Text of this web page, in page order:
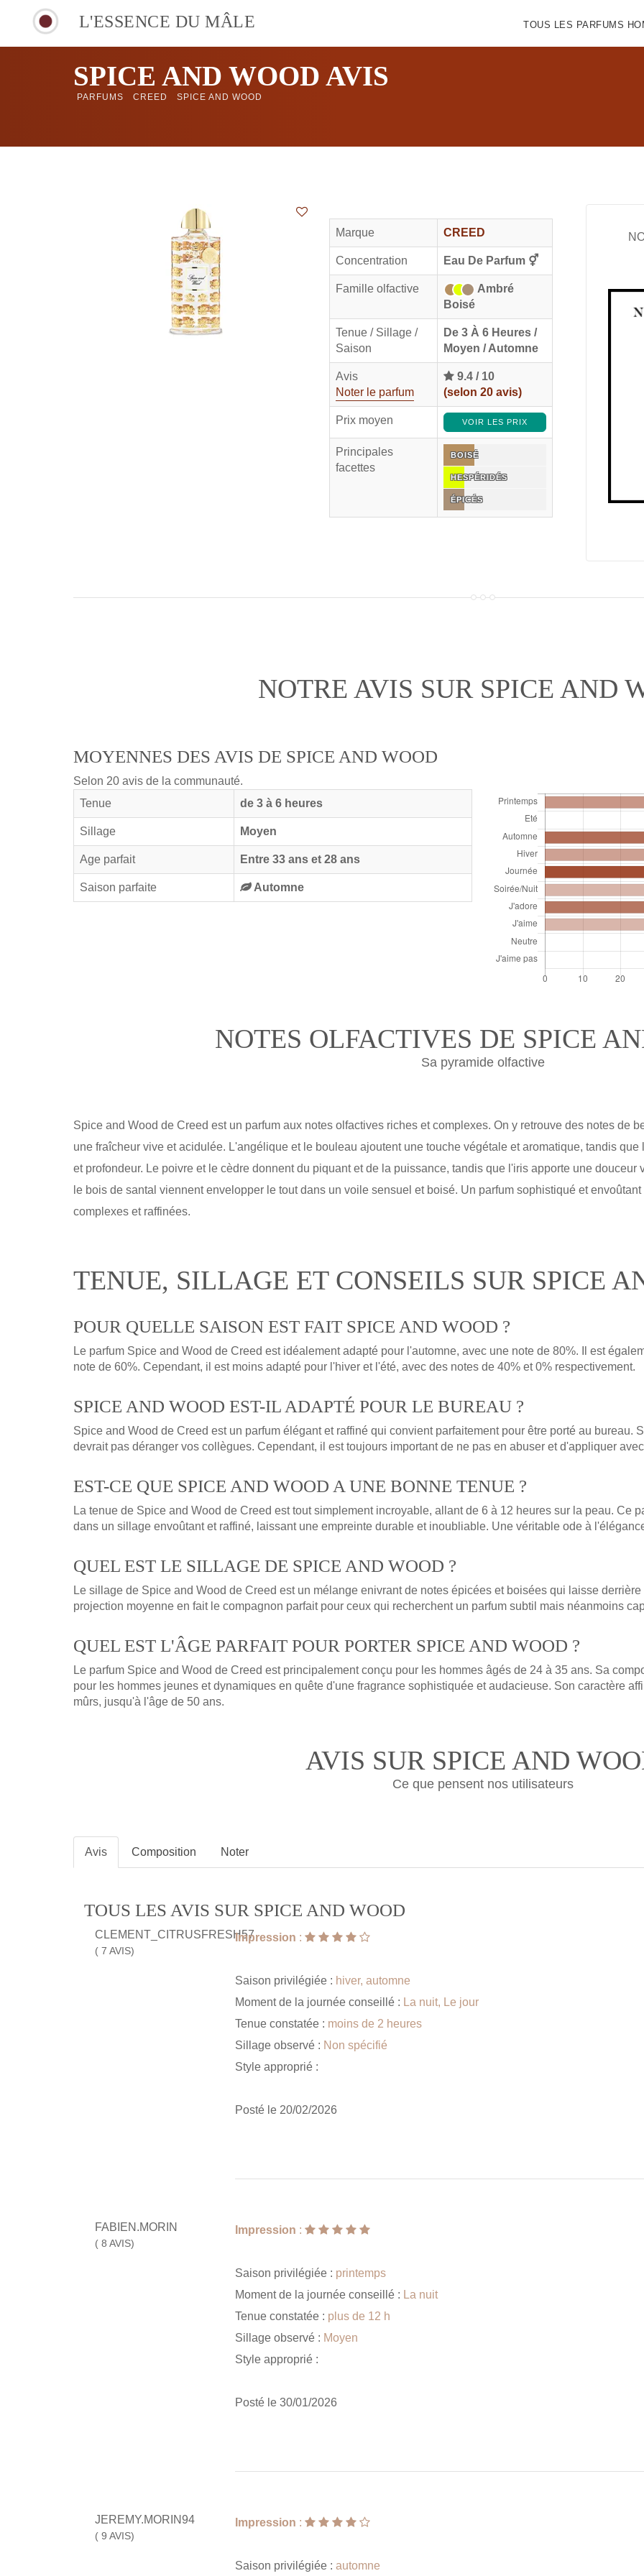
L'ESSENCE DU MÂLE TOUS LES PARFUMS
SPICE AND WOOD AVIS
PARFUMS CREED SPICE AND WOOD
Marque CREED
Concentration Eau De Parfum ⚥
Famille olfactive
Ambré
Boisé
Tenue / Sillage /
Saison
De 3 À 6 Heures /
Moyen / Automne
Avis
Noter le parfum
9.4/ 10
(selon20 avis)
Prix moyen VOIR LES PRIX
Principales
facettes
BOISÉ
HESPÉRIDÉS
ÉPICÉS
NOTRE AVIS SUR SPICE AND
MOYENNES DES AVIS DE SPICE AND WOOD
Selon 20 avis de la communauté.
Tenue
de 3 à 6 heures
Sillage Moyen
Age parfait Entre 33 ans et 28 ans
Saison parfaite Automne
NOTES OLFACTIVES DE SPICE
Sa pyramide olfactive
Spice and Wood de Creed est un parfum aux notes olfactives riches et complexes. On y retrouve des notes de
une fraîcheur vive et acidulée. L'angélique et le bouleau ajoutent une touche végétale et aromatique, tandis
et profondeur. Le poivre et le cèdre donnent du piquant et de la puissance, tandis que l'iris apporte une
le bois de santal viennent envelopper le tout dans un voile sensuel et boisé. Un parfum sophistiqué et
complexes et raffinées.
TENUE, SILLAGE ET CONSEILS SUR SPICE
POUR QUELLE SAISON EST FAIT SPICE AND WOOD ?
Le parfum Spice and Wood de Creed est idéalement adapté pour l'automne, avec une note de 80%. Il est
note de 60%. Cependant, il est moins adapté pour l'hiver et l'été, avec des notes de 40% et 0% respectivement.
SPICE AND WOOD EST-IL ADAPTÉ POUR LE BUREAU ?
Spice and Wood de Creed est un parfum élégant et raffiné qui convient parfaitement pour être porté au bureau.
devrait pas déranger vos collègues. Cependant, il est toujours important de ne pas en abuser et d'appliquer
EST-CE QUE SPICE AND WOOD A UNE BONNE TENUE ?
La tenue de Spice and Wood de Creed est tout simplement incroyable, allant de 6 à 12 heures sur la peau. Ce
dans un sillage envoûtant et raffiné, laissant une empreinte durable et inoubliable. Une véritable ode à
QUEL EST LE SILLAGE DE SPICE AND WOOD ?
Le sillage de Spice and Wood de Creed est un mélange enivrant de notes épicées et boisées qui laisse
projection moyenne en fait le compagnon parfait pour ceux qui recherchent un parfum subtil mais néanmoins
QUEL EST L'ÂGE PARFAIT POUR PORTER SPICE AND WOOD ?
Le parfum Spice and Wood de Creed est principalement conçu pour les hommes âgés de 24 à 35 ans. Sa
pour les hommes jeunes et dynamiques en quête d'une fragrance sophistiquée et audacieuse. Son caractère
mûrs, jusqu'à l'âge de 50 ans.
AVIS SUR SPICE AND
Ce que pensent nos utilisateurs
Avis Composition Noter
TOUS LES AVIS SUR SPICE AND WOOD
CLEMENT_CITRUSFRESH57
( 7 AVIS)
Impression :
Saison privilégiée : hiver, automne
Moment de la journée conseillé : La nuit, Le jour
Tenue constatée : moins de 2 heures
Sillage observé : Non spécifié
Style approprié :
Posté le 20/02/2026
FABIEN.MORIN
( 8 AVIS)
Impression :
Saison privilégiée : printemps
Moment de la journée conseillé : La nuit
Tenue constatée : plus de 12 h
Sillage observé : Moyen
Style approprié :
Posté le 30/01/2026
JEREMY.MORIN94
( 9 AVIS)
Impression :
Saison privilégiée : automne
Amazon
Notre nouveau livre 100 Parfums Pour Homme